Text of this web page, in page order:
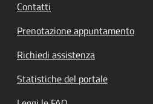
Contatti
Prenotazione appuntamento
Richiedi assistenza
Statistiche del portale